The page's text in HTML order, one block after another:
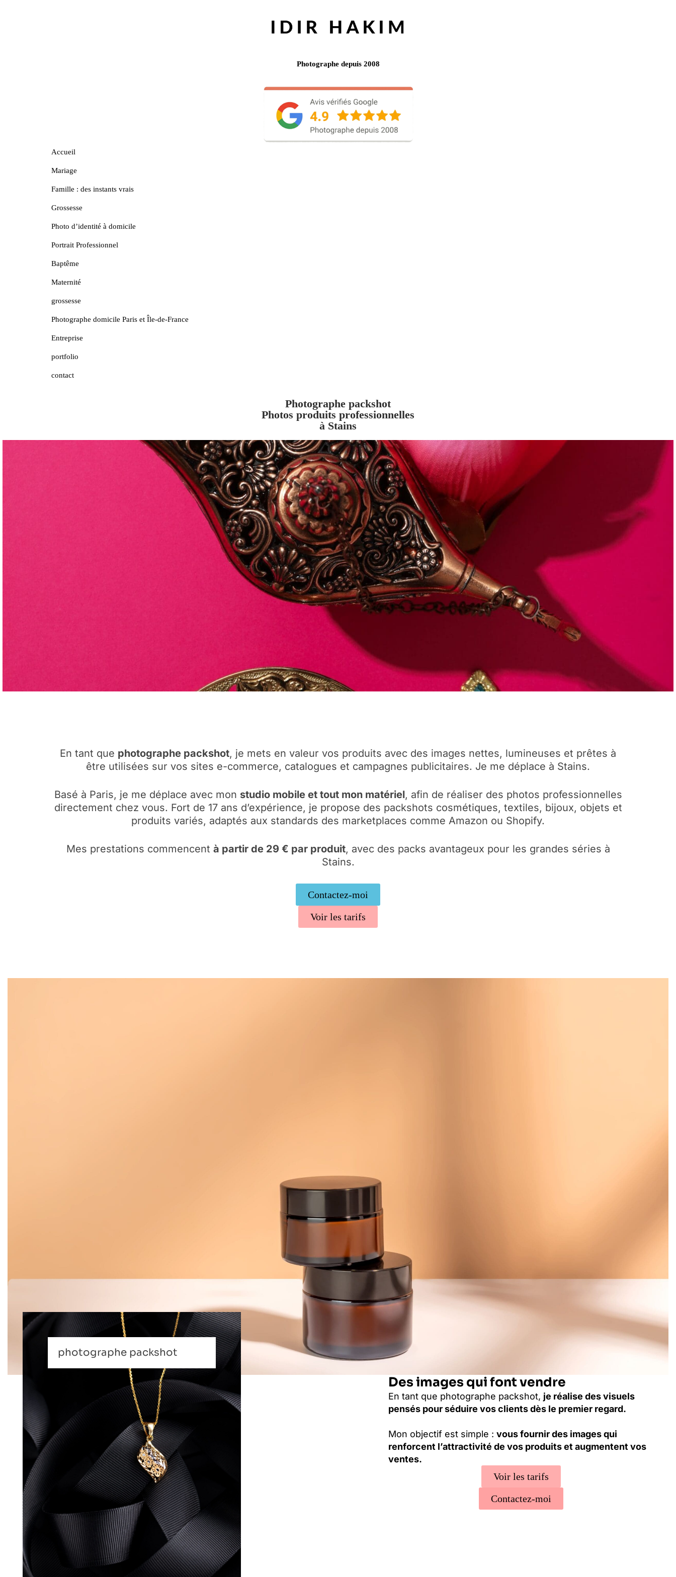
Photographe depuis 2008
Accueil
Mariage
Famille : des instants vrais
Grossesse
Photo d’identité à domicile
Portrait Professionnel
Baptême
Maternité
grossesse
Photographe domicile Paris et Île-de-France
Entreprise
portfolio
contact
Photographe packshot
Photos produits professionnelles
à Stains
En tant que photographe packshot, je mets en valeur vos produits avec des images nettes, lumineuses et prêtes à
être utilisées sur vos sites e-commerce, catalogues et campagnes publicitaires. Je me déplace à Stains.
Basé à Paris, je me déplace avec mon studio mobile et tout mon matériel, afin de réaliser des photos professionnelles
directement chez vous. Fort de 17 ans d’expérience, je propose des packshots cosmétiques, textiles, bijoux, objets et
produits variés, adaptés aux standards des marketplaces comme Amazon ou Shopify.
Mes prestations commencent à partir de 29 € par produit, avec des packs avantageux pour les grandes séries à
Stains.
Contactez-moi
Voir les tarifs
photographe packshot
Des images qui font vendre
En tant que photographe packshot, je réalise des visuels
pensés pour séduire vos clients dès le premier regard.
Mon objectif est simple :vous fournir des images qui
renforcent l’attractivité de vos produits et augmentent vos
ventes.
Voir les tarifs
Contactez-moi